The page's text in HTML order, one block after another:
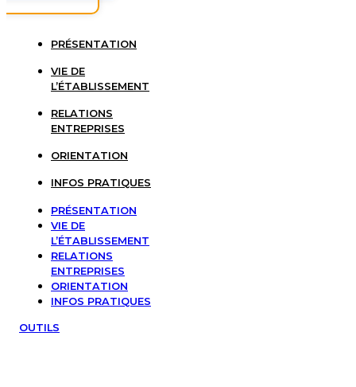
PRÉSENTATION
VIE DE
L’ÉTABLISSEMENT
RELATIONS
ENTREPRISES
ORIENTATION
INFOS PRATIQUES
PRÉSENTATION
VIE DE
L’ÉTABLISSEMENT
RELATIONS
ENTREPRISES
ORIENTATION
INFOS PRATIQUES
OUTILS